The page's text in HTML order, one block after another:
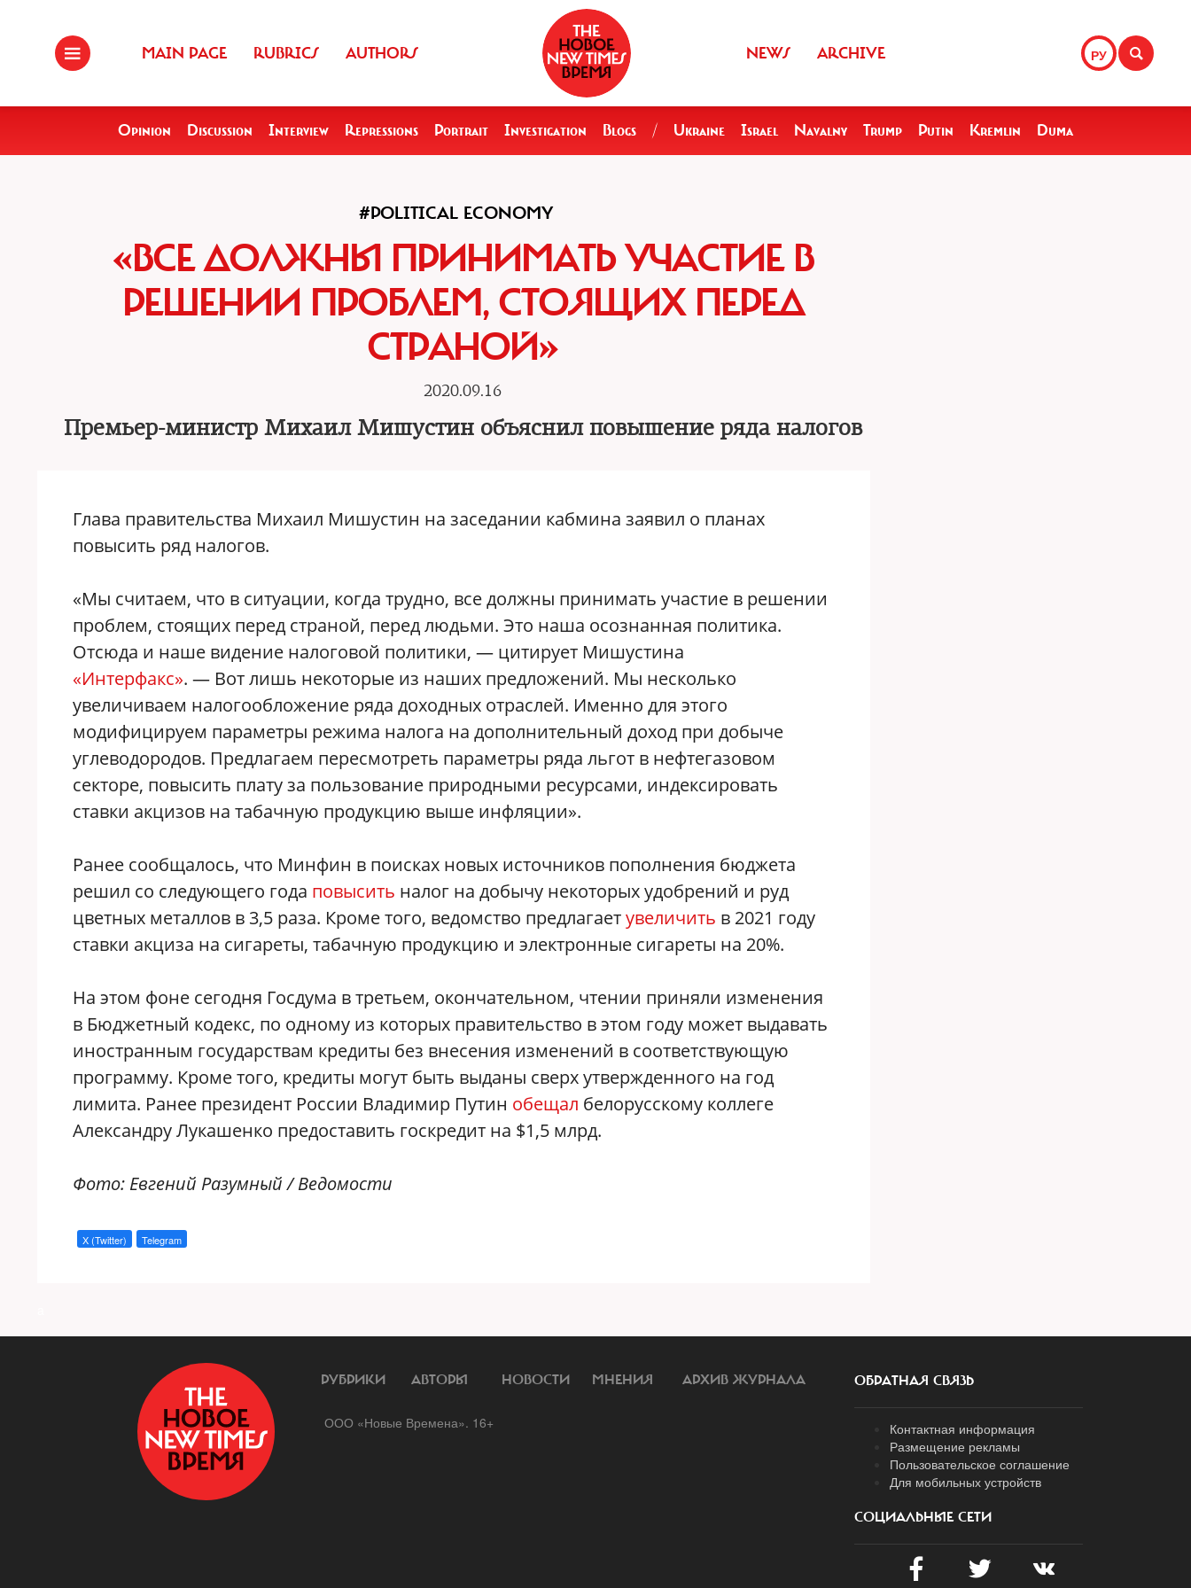
MAIN PAGE RUBRICS AUTHORS РУ
NEWS ARCHIVE
Opinion Discussion Interview Repressions Portrait Investigation Blogs / Ukraine Israel Navalny Trump Putin Kremlin Duma
#POLITICAL ECONOMY
«ВСЕ ДОЛЖНЫ ПРИНИМАТЬ УЧАСТИЕ В
РЕШЕНИИ ПРОБЛЕМ, СТОЯЩИХ ПЕРЕД
СТРАНОЙ»
2020.09.16
Премьер-министр Михаил Мишустин объяснил повышение ряда налогов
Глава правительства Михаил Мишустин на заседании кабмина заявил о планах
повысить ряд налогов.
«Мы считаем, что в ситуации, когда трудно, все должны принимать участие в решении
проблем, стоящих перед страной, перед людьми. Это наша осознанная политика.
Отсюда и наше видение налоговой политики, — цитирует Мишустина
«Интерфакс». — Вот лишь некоторые из наших предложений. Мы несколько
увеличиваем налогообложение ряда доходных отраслей. Именно для этого
модифицируем параметры режима налога на дополнительный доход при добыче
углеводородов. Предлагаем пересмотреть параметры ряда льгот в нефтегазовом
секторе, повысить плату за пользование природными ресурсами, индексировать
ставки акцизов на табачную продукцию выше инфляции».
Ранее сообщалось, что Минфин в поисках новых источников пополнения бюджета
решил со следующего года повысить налог на добычу некоторых удобрений и руд
цветных металлов в 3,5 раза. Кроме того, ведомство предлагаетувеличить в 2021 году
ставки акциза на сигареты, табачную продукцию и электронные сигареты на 20%.
На этом фоне сегодня Госдума в третьем, окончательном, чтении приняли изменения
в Бюджетный кодекс, по одному из которых правительство в этом году может выдавать
иностранным государствам кредиты без внесения изменений в соответствующую
программу. Кроме того, кредиты могут быть выданы сверх утвержденного на год
лимита. Ранее президент России Владимир Путин обещал белорусскому коллеге
Александру Лукашенко предоставить госкредит на $1,5 млрд.
Фото: Евгений Разумный / Ведомости
X (Twitter) Telegram
РУБРИКИ АВТОРЫ НОВОСТИ МНЕНИЯ АРХИВ ЖУРНАЛА
ООО «Новые Времена». 16+
ОБРАТНАЯ СВЯЗЬ
Контактная информация
Размещение рекламы
Пользовательское соглашение
Для мобильных устройств
СОЦИАЛЬНЫЕ СЕТИ